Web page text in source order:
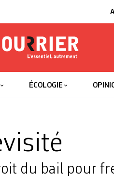
ÉCOLOGIE
du bail pour